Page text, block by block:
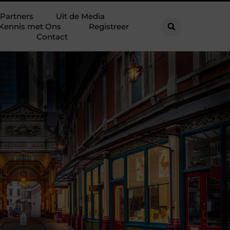
Partners
Uit de Media
met Ons
Registreer
Contact